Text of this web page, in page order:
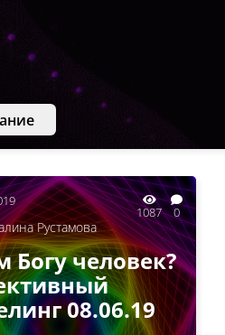
1087 0
Рустамова
Богу человек?
08.06.19